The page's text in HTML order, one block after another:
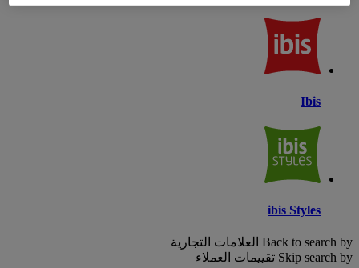
Ibis
ibis Styles
Back to search by العلامات التجارية
Skip search by تقييمات العملاء